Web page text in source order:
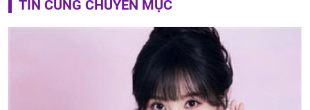
TIN CÙNG CHUYÊN MỤC